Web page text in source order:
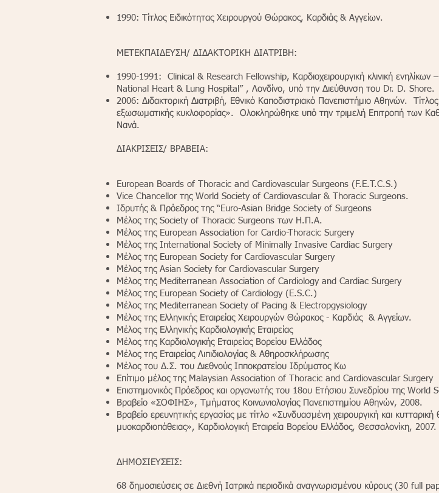
1990: Τίτλος Ειδικότητας Χειρουργού Θώρακος, Καρδιάς & Αγγείων.
ΜΕΤΕΚΠΑΙΔΕΥΣΗ/ ΔΙΔΑΚΤΟΡΙΚΗ ΔΙΑΤΡΙΒΗ:
1990-1991: Clinical & Research Fellowship, Καρδιοχειρουργική κλινική
National Heart & Lung Hospital” , Λονδίνο, υπό την Διεύθυνση του Dr. D. Shore.
2006: Διδακτορική Διατριβή, Εθνικό Καποδιστριακό Πανεπιστήμιο Αθηνών.
εξωσωματικής κυκλοφορίας». Ολοκληρώθηκε υπό την τριμελή Επιτροπή των
Νανά.
ΔΙΑΚΡΙΣΕΙΣ/ ΒΡΑΒΕΙΑ:
European Boards of Thoracic and Cardiovascular Surgeons (F.E.T.C.S.)
Vice Chancellor της World Society of Cardiovascular & Thoracic Surgeons.
Ιδρυτής & Πρόεδρος της “Euro-Asian Bridge Society of Surgeons
Μέλος της Society of Thoracic Surgeons των Η.Π.Α.
Μέλος της European Association for Cardio-Thoracic Surgery
Μέλος της International Society of Minimally Invasive Cardiac Surgery
Μέλος της European Society for Cardiovascular Surgery
Μέλος της Asian Society for Cardiovascular Surgery
Μέλος της Mediterranean Association of Cardiology and Cardiac Surgery
Μέλος της European Society of Cardiology (E.S.C.)
Μέλος της Mediterranean Society of Pacing & Electropgysiology
Μέλος της Ελληνικής Εταιρείας Χειρουργών Θώρακος - Καρδιάς & Αγγείων.
Μέλος της Ελληνικής Καρδιολογικής Εταιρείας
Μέλος της Καρδιολογικής Εταιρείας Βορείου Ελλάδος
Μέλος της Εταιρείας Λιπιδιολογίας & Αθηροσκλήρωσης
Μέλος του Δ.Σ. του Διεθνούς Ιπποκρατείου Ιδρύματος Κω
Επίτιμο μέλος της Malaysian Association of Thoracic and Cardiovascular Surgery
Επιστημονικός Πρόεδρος και οργανωτής του 18ου Ετήσιου Συνεδρίου της
Βραβείο «ΣΟΦΙΗΣ», Τμήματος Κοινωνιολογίας Πανεπιστημίου Αθηνών, 2008.
Βραβείο ερευνητικής εργασίας με τίτλο «Συνδυασμένη χειρουργική και κυτταρική
μυοκαρδιοπάθειας», Καρδιολογική Εταιρεία Βορείου Ελλάδος, Θεσσαλονίκη, 2007.
ΔΗΜΟΣΙΕΥΣΕΙΣ:
68 δημοσιεύσεις σε Διεθνή Ιατρικά περιοδικά αναγνωρισμένου κύρους (30 full